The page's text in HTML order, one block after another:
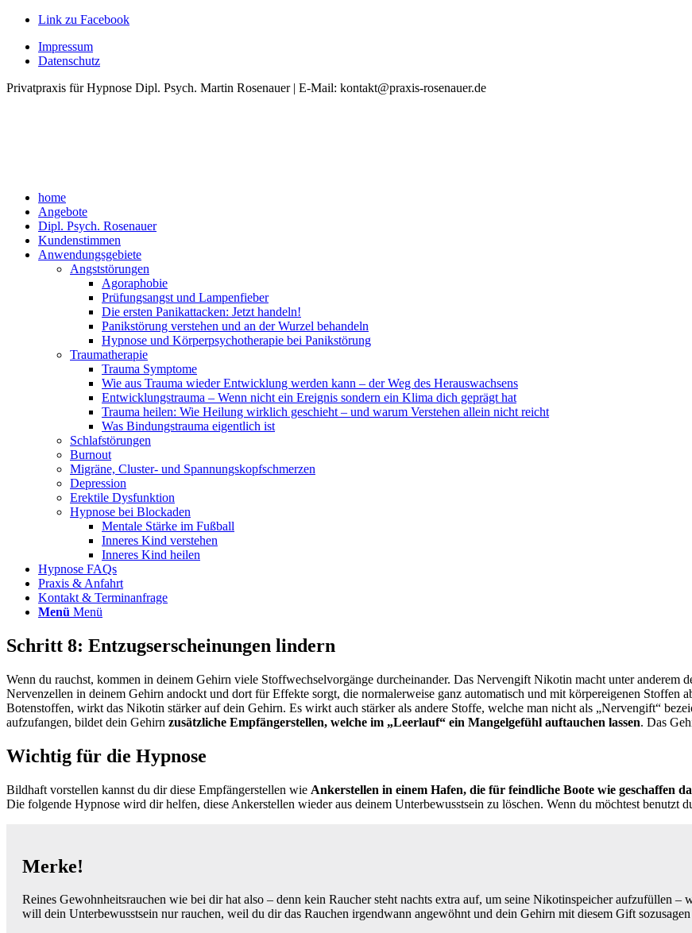
Link zu Facebook
Impressum
Datenschutz
Privatpraxis für Hypnose Dipl. Psych. Martin Rosenauer | E-Mail: kontakt@praxis-rosenauer.de
home
Angebote
Dipl. Psych. Rosenauer
Kundenstimmen
Anwendungsgebiete
Angststörungen
Agoraphobie
Prüfungsangst und Lampenfieber
Die ersten Panikattacken: Jetzt handeln!
Panikstörung verstehen und an der Wurzel behandeln
Hypnose und Körperpsychotherapie bei Panikstörung
Traumatherapie
Trauma Symptome
Wie aus Trauma wieder Entwicklung werden kann – der Weg des Herauswachsens
Entwicklungstrauma – Wenn nicht ein Ereignis sondern ein Klima dich geprägt hat
Trauma heilen: Wie Heilung wirklich geschieht – und warum Verstehen allein nicht reicht
Was Bindungstrauma eigentlich ist
Schlafstörungen
Burnout
Migräne, Cluster- und Spannungskopfschmerzen
Depression
Erektile Dysfunktion
Hypnose bei Blockaden
Mentale Stärke im Fußball
Inneres Kind verstehen
Inneres Kind heilen
Hypnose FAQs
Praxis & Anfahrt
Kontakt & Terminanfrage
Menü Menü
Schritt 8: Entzugserscheinungen lindern
Wenn du rauchst, kommen in deinem Gehirn viele Stoffwechselvorgänge durcheinander. Das Nervengift Nikotin macht unter anderem
Nervenzellen in deinem Gehirn andockt und dort für Effekte sorgt, die normalerweise ganz automatisch und mit körpereigenen Stoffen
Botenstoffen, wirkt das Nikotin stärker auf dein Gehirn. Es wirkt auch stärker als andere Stoffe, welche man nicht als „Nervengift“
aufzufangen, bildet dein Gehirn zusätzliche Empfängerstellen, welche im „Leerlauf“ ein Mangelgefühl auftauchen lassen. Das
Wichtig für die Hypnose
Bildhaft vorstellen kannst du dir diese Empfängerstellen wie Ankerstellen in einem Hafen, die für feindliche Boote wie geschaffen
Die folgende Hypnose wird dir helfen, diese Ankerstellen wieder aus deinem Unterbewusstsein zu löschen. Wenn du möchtest benutzt
Merke!
Reines Gewohnheitsrauchen wie bei dir hat also – denn kein Raucher steht nachts extra auf, um seine Nikotinspeicher aufzufüllen
will dein Unterbewusstsein nur rauchen, weil du dir das Rauchen irgendwann angewöhnt und dein Gehirn mit diesem Gift